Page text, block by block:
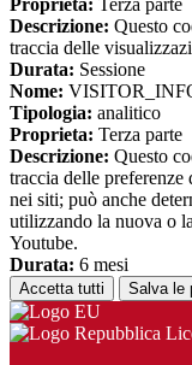
Proprieta: Terza parte
Descrizione: Questo
traccia delle
Durata: Sessione
Nome:
Tipologia: analitico
Proprieta: Terza parte
Descrizione: Questo
traccia delle
nei siti; può anche
utilizzando la nuova o
Youtube.
Durata: 6 mesi
Accetta tutti Salva le